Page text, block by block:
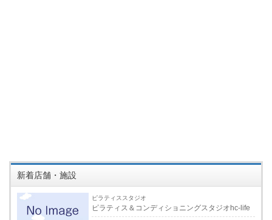
新着店舗・施設
ピラティススタジオ
ピラティス＆コンディショニングスタジオhc-life